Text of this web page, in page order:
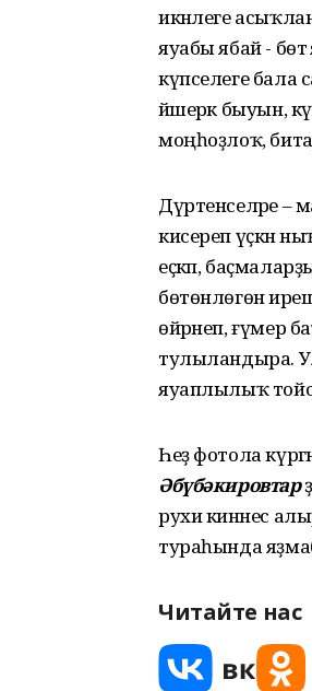
икәнлеге
яуабы ябай -
күпселеге бала
йәшерәк быуын,
моңһоҙлоҡ,
Дүртенселәре –
кисереп үҫкән
еҫкәп,
бөтөнлөгөнә
өйрәнеп, ғүмер
тулыландыра.
яуаплылыҡ
Һеҙ фотола
Әбүбәкировтар
рухи кинәнес
тураһында
Читайте нас